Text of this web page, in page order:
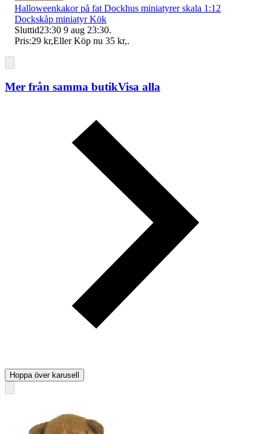
Halloweenkakor på fat Dockhus miniatyrer skala 1:12
Dockskåp miniatyr Kök
Sluttid23:30 9 aug 23:30.
Pris:29 kr,Eller Köp nu 35 kr,.
Mer från samma butikVisa alla
Hoppa över karusell